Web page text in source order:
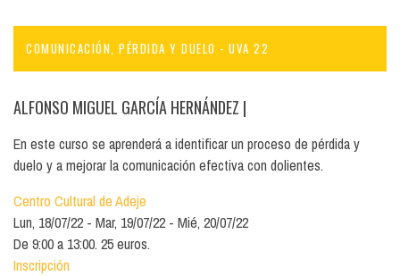
COMUNICACIÓN, PÉRDIDA Y DUELO - UVA 22
ALFONSO MIGUEL GARCÍA HERNÁNDEZ |
En este curso se aprenderá a identificar un proceso de pérdida y
duelo y a mejorar la comunicación efectiva con dolientes.
Centro Cultural de Adeje
Lun, 18/07/22
Mar, 19/07/22
Mié, 20/07/22
De 9:00 a 13:00. 25 euros.
Inscripción